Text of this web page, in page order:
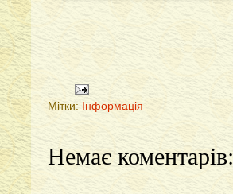
Мітки: Інформація
Немає коментарів: